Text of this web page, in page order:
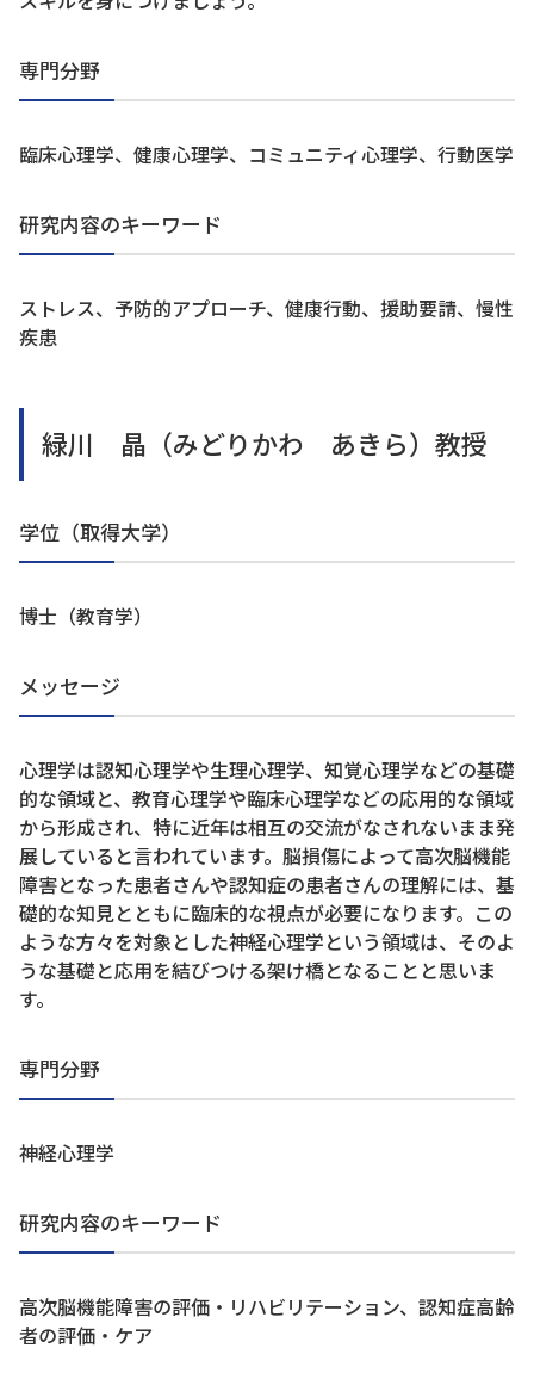
専門分野
臨床心理学、健康心理学、コミュニティ心理学、行動医学
研究内容のキーワード
ストレス、予防的アプローチ、健康行動、援助要請、慢性
疾患
緑川 晶（みどりかわ あきら）教授
学位（取得大学）
博士（教育学）
メッセージ
心理学は認知心理学や生理心理学、知覚心理学などの基礎
的な領域と、教育心理学や臨床心理学などの応用的な領域
から形成され、特に近年は相互の交流がなされないまま発
展していると言われています。脳損傷によって高次脳機能
障害となった患者さんや認知症の患者さんの理解には、基
礎的な知見とともに臨床的な視点が必要になります。この
ような方々を対象とした神経心理学という領域は、そのよ
うな基礎と応用を結びつける架け橋となることと思いま
す。
専門分野
神経心理学
研究内容のキーワード
高次脳機能障害の評価・リハビリテーション、認知症高齢
者の評価・ケア